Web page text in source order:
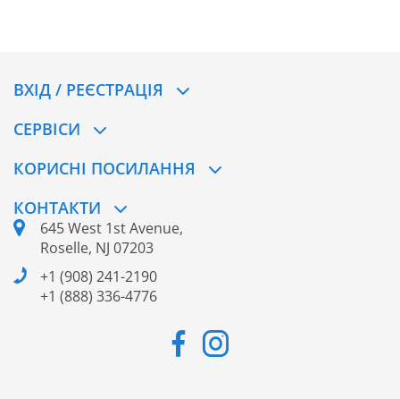
ВХІД / РЕЄСТРАЦІЯ
CЕРВІСИ
КОРИСНІ ПОСИЛАННЯ
КОНТАКТИ
645 West 1st Avenue,
Roselle, NJ 07203
+1 (908) 241-2190
+1 (888) 336-4776